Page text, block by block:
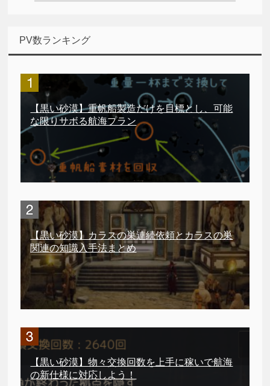
PV数ランキング
【黒い砂漠】重帆船製造だけを目標とし、可能
な限りサボる航海プラン
【黒い砂漠】カラスの巣連続依頼とカラスの巣
関連の知識入手法まとめ
【黒い砂漠】物々交換回数を上手に稼いで航海
の新仕様に対応しよう！